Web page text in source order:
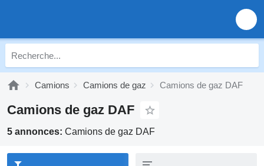
Camions Camions de gaz Camions de gaz DAF
Camions de gaz DAF
5 annonces: Camions de gaz DAF